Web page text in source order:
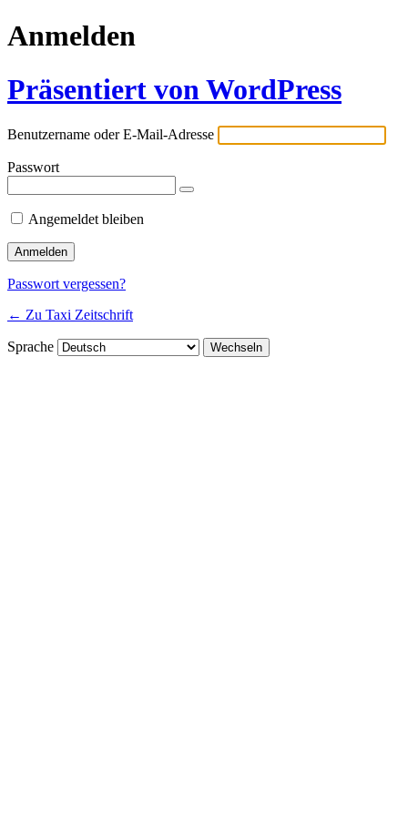
Anmelden
Präsentiert von WordPress
Benutzername oder E-Mail-Adresse
Passwort
Angemeldet bleiben
Passwort vergessen?
← Zu Taxi Zeitschrift
Sprache